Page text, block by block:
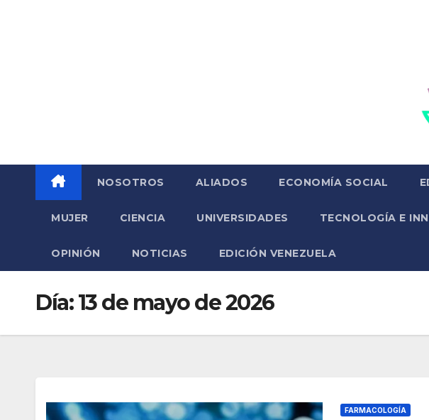
NOSOTROS ALIADOS ECONOMÍA SOCIAL
MUJER CIENCIA UNIVERSIDADES TECNOLOGÍA E
OPINIÓN NOTICIAS EDICIÓN VENEZUELA
Día:13 de mayo de 2026
FARMACOLOGÍA